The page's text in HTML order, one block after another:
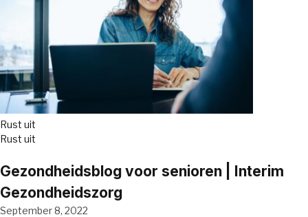
Rust uit
Rust uit
Gezondheidsblog voor senioren | Interim
Gezondheidszorg
September 8, 2022